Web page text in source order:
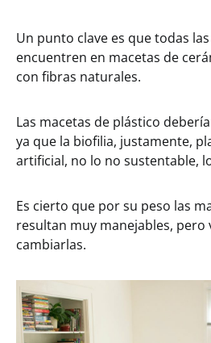
Un punto clave es que todas
encuentren en macetas de
con fibras naturales.
Las macetas de plástico
ya que la biofilia, justamente,
artificial, no lo no sustentable,
Es cierto que por su peso las
resultan muy manejables, pero
cambiarlas.